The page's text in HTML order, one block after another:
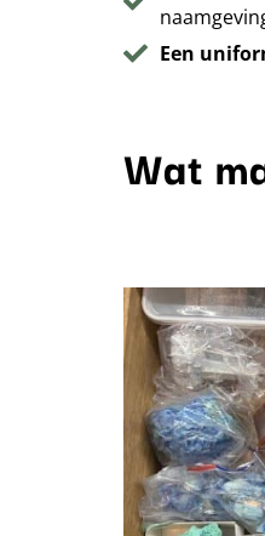
Een
Wat